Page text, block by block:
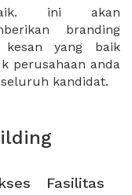
kandidat.
Fasilitas